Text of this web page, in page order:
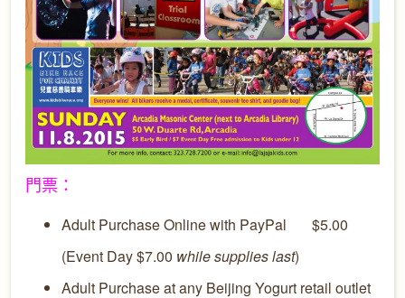
門票：
Adult Purchase Online with PayPal $5.00
(Event Day $7.00 while supplies last)
Adult Purchase at any Beijing Yogurt retail outlet